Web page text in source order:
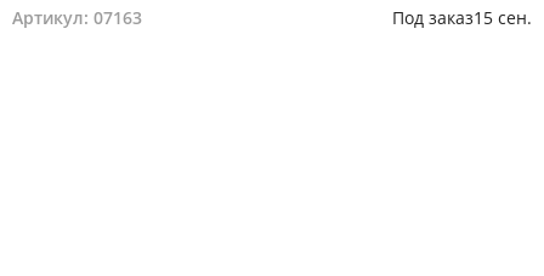
Артикул: 07163 Под заказ15 сен.